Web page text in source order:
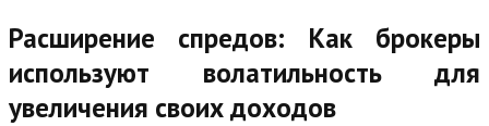
Расширение спредов: Как брокеры
используют волатильность для
увеличения своих доходов